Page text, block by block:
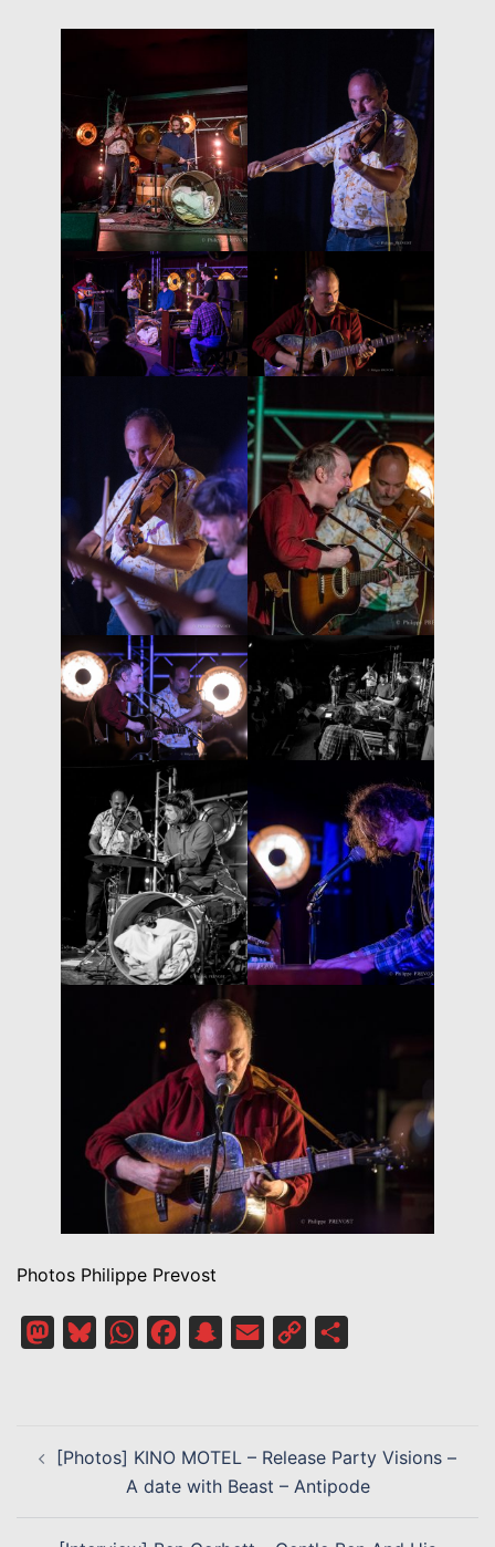
Photos Philippe Prevost
MastodonBlueskyWhatsAppFacebookSnapchat
Email
Copy
D’ARTICLE
[Photos] KINO MOTEL – Release Party Visions –
A date with Beast – Antipode